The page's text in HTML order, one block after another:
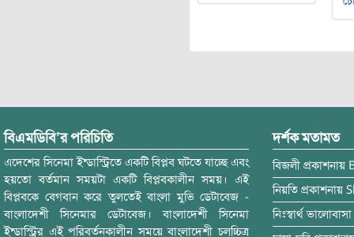
বিএমডিবি’র পরিচিতি
এদেশের সিনেমা ইন্ডাস্ট্রিতে একটি বিপ্লব ঘটতে যাচ্ছে এবং
হয়তো বর্তমান সময়টা একটি বিপ্লবকালীন সময়। এই
বিপ্লবকে বেগবান করে তুলতেই বাংলা মুভি ডেটাবেজ -
বাংলাদেশী সিনেমার ডেটাবেজ। বাংলাদেশী সিনেমা
ইন্ডাস্ট্রির এই পরিবর্তনকালীন সময়ে বাংলাদেশী চলচ্চিত্র
দর্শক মতামত
বিজলী প্রকাশনায়
নিয়তি প্রকাশনায়
নিঃস্বার্থ ভালোবাসা